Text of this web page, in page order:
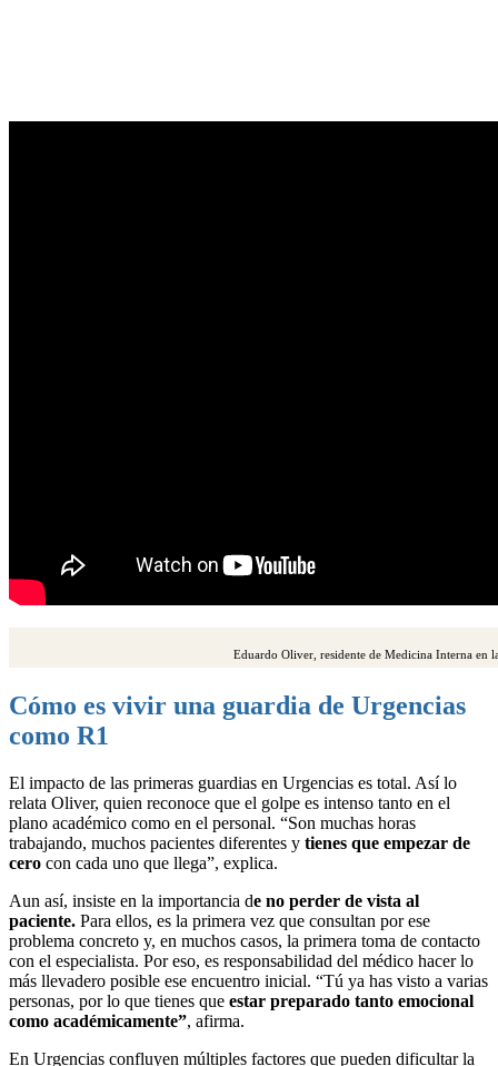
Eduardo Oliver, residente de Medicina Interna en
Cómo es vivir una guardia de Urgencias
como R1
El impacto de las primeras guardias en Urgencias es total. Así lo
relata Oliver, quien reconoce que el golpe es intenso tanto en el
plano académico como en el personal. “Son muchas horas
trabajando, muchos pacientes diferentes y tienes que empezar de
cero con cada uno que llega”, explica.
Aun así, insiste en la importancia de no perder de vista al
paciente. Para ellos, es la primera vez que consultan por ese
problema concreto y, en muchos casos, la primera toma de contacto
con el especialista. Por eso, es responsabilidad del médico hacer lo
más llevadero posible ese encuentro inicial. “Tú ya has visto a varias
personas, por lo que tienes que estar preparado tanto emocional
como académicamente”, afirma.
En Urgencias confluyen múltiples factores que pueden dificultar la